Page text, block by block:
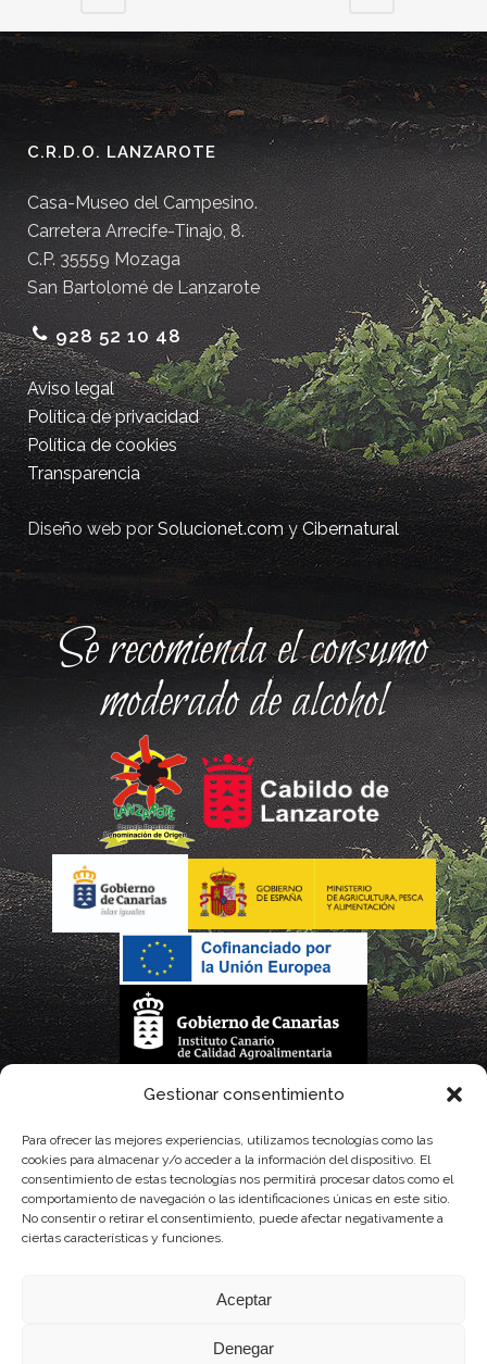
Gestionar consentimiento
Para ofrecer las mejores experiencias, utilizamos tecnologías como las
cookies para almacenar y/o acceder a la información del dispositivo. El
consentimiento de estas tecnologías nos permitirá procesar datos como el
comportamiento de navegación o las identificaciones únicas en este sitio.
No consentir o retirar el consentimiento, puede afectar negativamente a
ciertas características y funciones.
Aceptar
Denegar
C.R.D.O. LANZAROTE
Casa-Museo del Campesino.
Carretera Arrecife-Tinajo, 8.
C.P. 35559 Mozaga
San Bartolomé de Lanzarote
928 52 10 48
Aviso legal
Política de privacidad
Política de cookies
Transparencia
Diseño web porSolucionet.comyCibernatural
Se recomienda el consumo
moderado de alcohol
La gestión de la DOP Lanzarote realizada por este Consejo Regulador es financiada,
con fondos provenientes del presupuesto de gastos del Instituto Canario de
Calidad Agroalimentaria